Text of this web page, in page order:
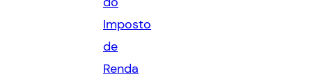
Imposto
de
Renda